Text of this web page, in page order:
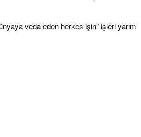
veda eden herkes işin” işleri yarım